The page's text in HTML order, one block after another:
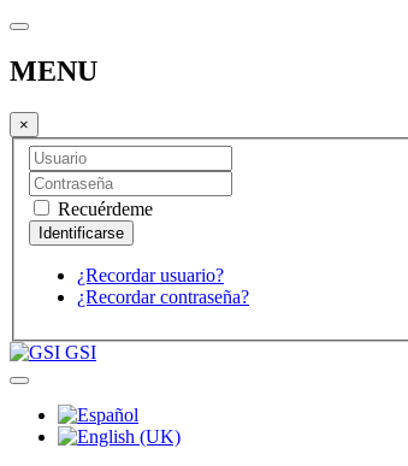
MENU
×
Recuérdeme
¿Recordar usuario?
¿Recordar contraseña?
GSI